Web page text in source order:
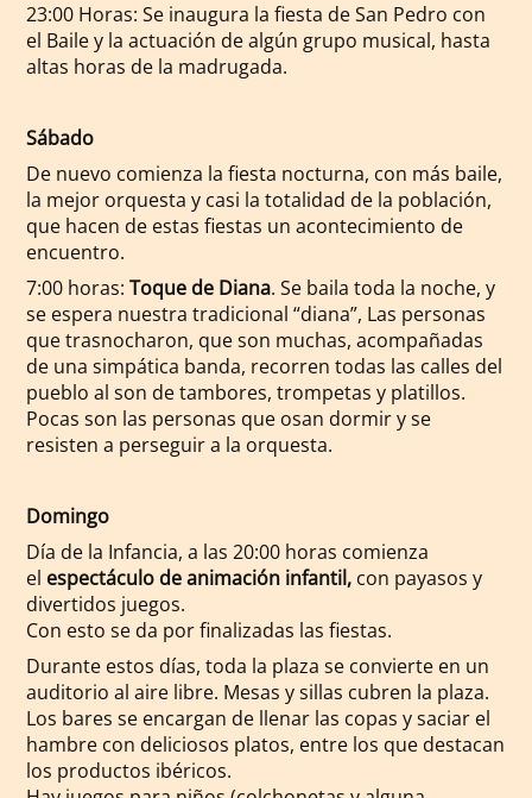
23:00 Horas: Se inaugura la fiesta de San Pedro con
el Baile y la actuación de algún grupo musical, hasta
altas horas de la madrugada.
Sábado
De nuevo comienza la fiesta nocturna, con más baile,
la mejor orquesta y casi la totalidad de la población,
que hacen de estas fiestas un acontecimiento de
encuentro.
7:00 horas:Toque de Diana. Se baila toda la noche, y
se espera nuestra tradicional “diana”, Las personas
que trasnocharon, que son muchas, acompañadas
de una simpática banda, recorren todas las calles del
pueblo al son de tambores, trompetas y platillos.
Pocas son las personas que osan dormir y se
resisten a perseguir a la orquesta.
Domingo
Día de la Infancia, a las 20:00 horas comienza
el espectáculo de animación infantil, con payasos y
divertidos juegos.
Con esto se da por finalizadas las fiestas.
Durante estos días, toda la plaza se convierte en un
auditorio al aire libre. Mesas y sillas cubren la plaza.
Los bares se encargan de llenar las copas y saciar el
hambre con deliciosos platos, entre los que destacan
los productos ibéricos.